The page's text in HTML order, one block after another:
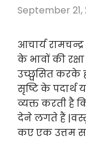
September 21,
आचार्य
के भावों की
उच्छ्वसित करके
सृष्टि के पदार्थ
व्यक्त करती है
देने लगते हैं
कए एक उत्तम